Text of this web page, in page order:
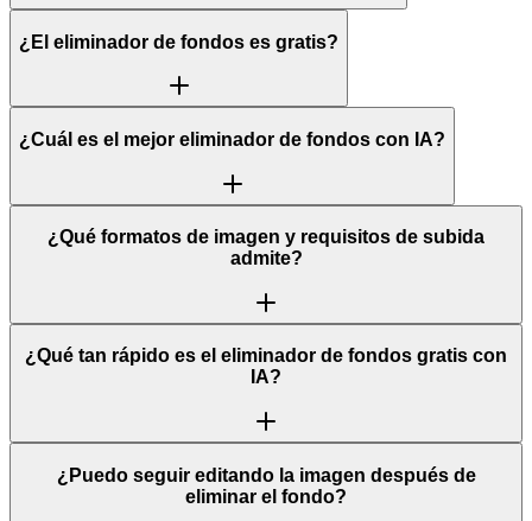
¿El eliminador de fondos es gratis?
¿Cuál es el mejor eliminador de fondos con IA?
¿Qué formatos de imagen y requisitos de subida
admite?
¿Qué tan rápido es el eliminador de fondos gratis con
IA?
¿Puedo seguir editando la imagen después de
eliminar el fondo?